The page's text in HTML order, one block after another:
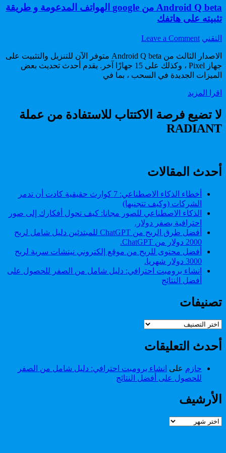
Android Q beta من google الهواتف المدعومة و طريقة
تثبيته على هاتفك
Author:
التقني Leave a Comment
on
Q
beta
من
و
طريقة
الاصدار الثالث من Android Q beta متوفر الآن للتنزيل والتثبيت على
جهاز Pixel ، وكذلك على 15 جهازًا آخر. يقدم أحدث تحديث بعض
الميزات الجديدة في السحب ، بما في
اقرا المزيد
beta
من
google
طريقة
تثبيته
هاتفك
لا تضيع فرصة الاكتتاب للاستفادة من عملة
RADIANT
أحدث المقالات
أخطاء الذكاء الاصطناعي: 7 كوارث حقيقية كادت أن تدمر
الشركات (وكيف تتجنبها)
الذكاء الاصطناعي للصور مجانا: كيف تحول أفكارك إلى صور
احترافية بصفر دولار.
أفضل طرق الربح من ChatGPT للمبتدئين دليل شامل لربح
2000 دولار من ChatGPT.
أفضل محتوى للربح من موقع إلكتروني نيتشات سرية لربح
3000 دولار شهريا.
انشاء برومبت احترافي: دليل شامل من الصفر للحصول على
أفضل النتائج
تصنيفات
تصنيفات
أحدث التعليقات
حازم على انشاء برومبت احترافي: دليل شامل من الصفر
للحصول على أفضل النتائج
الأرشيف
الأرشيف